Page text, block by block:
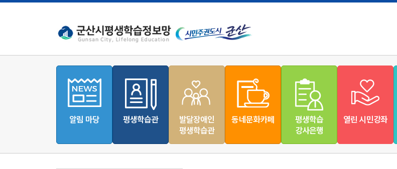
알림 마당 평생학습관
발달장애인
평생학습관
동네문화카페
평생학습
강사은행
열린 시민강좌